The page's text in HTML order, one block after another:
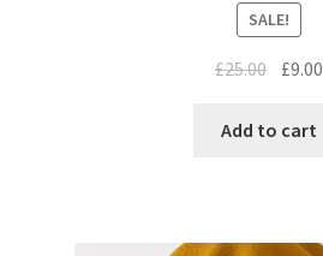
SALE!
£25.00 £9.00
Add to cart